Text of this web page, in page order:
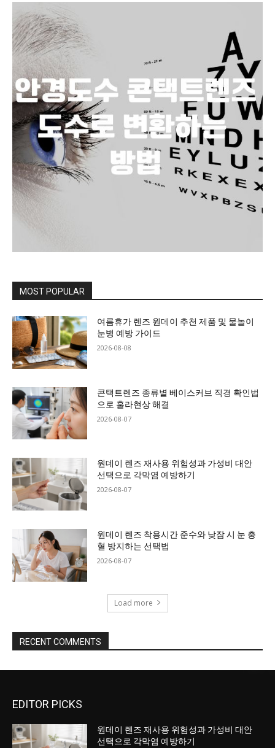
MOST POPULAR
여름휴가 렌즈 원데이 추천 제품 및 물놀이
눈병 예방 가이드
2026-08-08
콘택트렌즈 종류별 베이스커브 직경 확인법
으로 훌라현상 해결
2026-08-07
원데이 렌즈 재사용 위험성과 가성비 대안
선택으로 각막염 예방하기
2026-08-07
원데이 렌즈 착용시간 준수와 낮잠 시 눈 충
혈 방지하는 선택법
2026-08-07
Load more
RECENT COMMENTS
EDITOR PICKS
원데이 렌즈 재사용 위험성과 가성비 대안
선택으로 각막염 예방하기